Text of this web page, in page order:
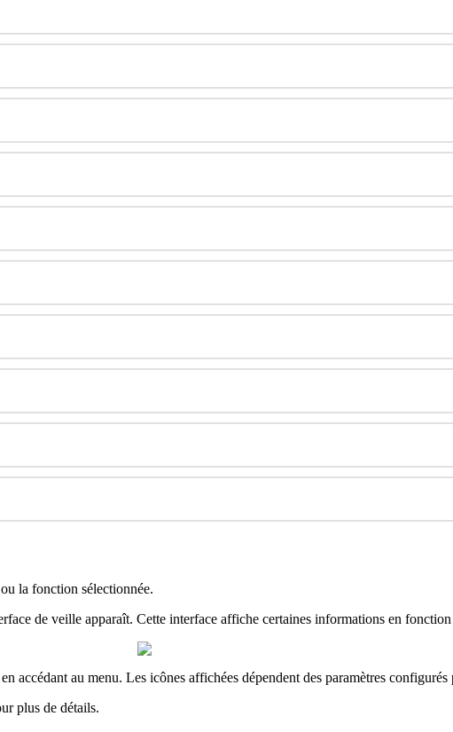
ou la fonction sélectionnée.
de veille apparaît. Cette interface affiche certaines informations en fonction
en accédant au menu. Les icônes affichées dépendent des paramètres configurés
plus de détails.